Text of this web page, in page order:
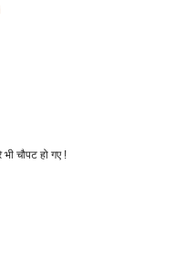
चौपट हो गए !